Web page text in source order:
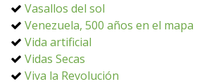
Vasallos del sol
Venezuela, 500 años en el mapa
Vida artificial
Vidas Secas
Viva la Revolución